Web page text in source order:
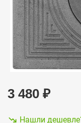
3 480 ₽
Нашли